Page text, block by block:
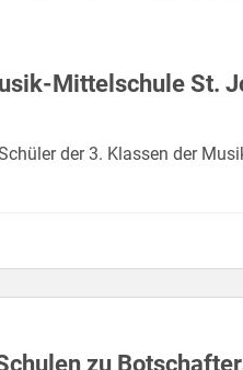
Mittelschule St.
der 3. Klassen der
zu